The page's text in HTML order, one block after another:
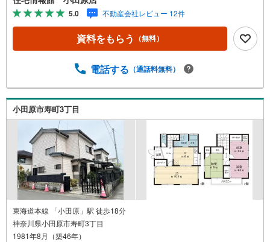
ます。しっかりとした資金計画のアドバイスをさせて頂き
ますので、お気軽にご相談ください。
5.0 不動産会社レビュー 12件
資料をもらう （無料）
電話する （通話料無料）
小田原市寿町3丁目
東海道本線 「小田原」駅 徒歩18分
神奈川県小田原市寿町3丁目
1981年8月（築46年）